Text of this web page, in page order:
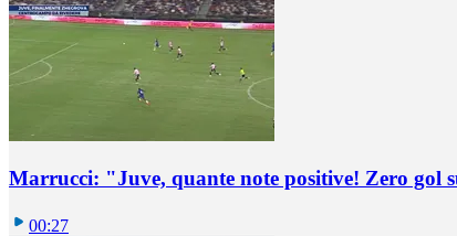
Marrucci: "Juve, quante note positive! Zero gol
00:27